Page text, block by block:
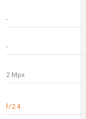
-
-
2 Mpx
f/2.4